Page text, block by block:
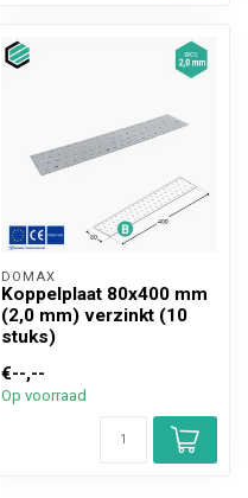
DOMAX
Koppelplaat 80x400 mm
(2,0 mm) verzinkt (10
stuks)
€--,--
Op voorraad